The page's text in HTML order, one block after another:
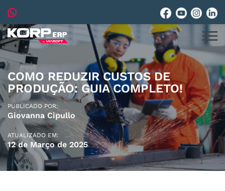
COMO REDUZIR CUSTOS DE
PRODUÇÃO: GUIA COMPLETO!
PUBLICADO POR:
Giovanna Cipullo
ATUALIZADO EM:
12 de Março de 2025